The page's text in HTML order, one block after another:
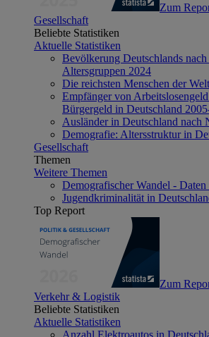
Zum
Gesellschaft
Beliebte Statistiken
Aktuelle Statistiken
Bevölkerung Deutschlands nach
Altersgruppen 2024
Die reichsten Menschen der
Empfänger von
Bürgergeld in Deutschland
Ausländer in Deutschland nach
Demografie: Altersstruktur in
Gesellschaft
Themen
Weitere Themen
Demografischer Wandel -
Jugendkriminalität in
Top Report
Zum
Verkehr & Logistik
Beliebte Statistiken
Aktuelle Statistiken
Anzahl Elektroautos in